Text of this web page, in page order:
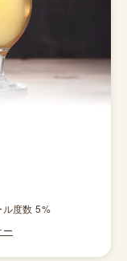
ル度数 5%
ー